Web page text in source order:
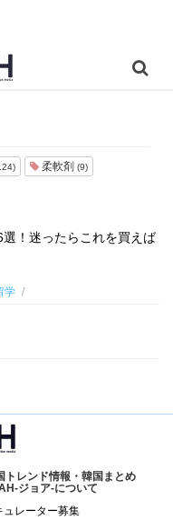
柔軟剤 (9)
！迷ったらこれを買えば
学
トレンド情報・韓国まとめ
ジョア-について
ュレーター募集